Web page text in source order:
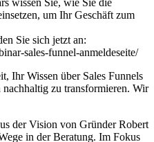
wissen Sie, wie Sie die
um Ihr Geschäft zum
Sie sich jetzt an:
sales-funnel-anmeldeseite/
Ihr Wissen über Sales Funnels
zu transformieren. Wir
der Vision von Gründer Robert
in der Beratung. Im Fokus